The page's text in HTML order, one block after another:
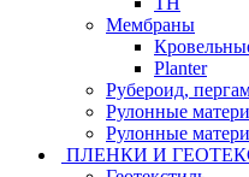
Мембраны
Planter
Рубероид,
Рулонные
Рулонные
ПЛЕНКИ И